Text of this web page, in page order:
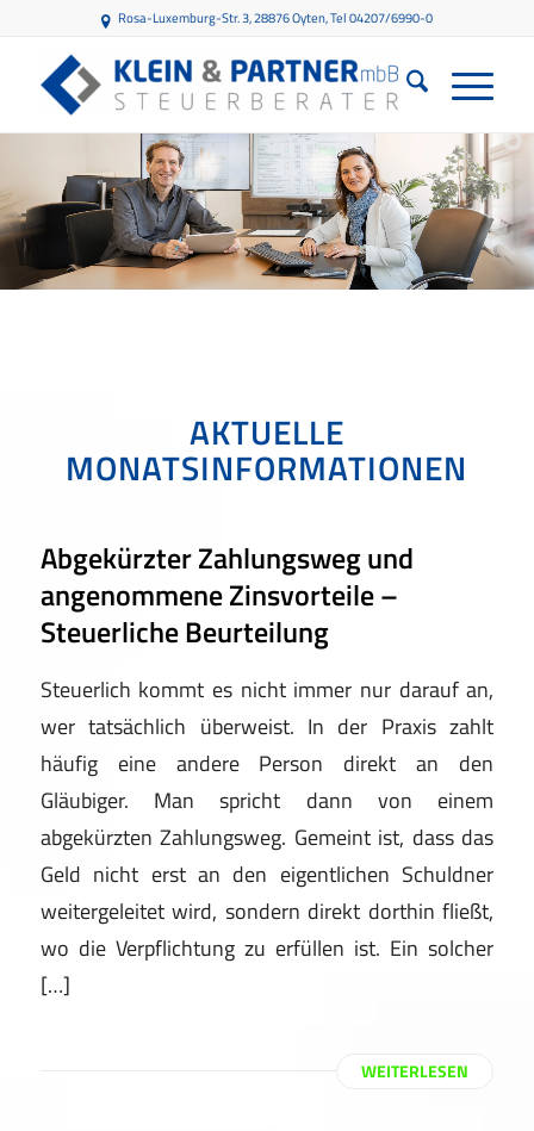
Rosa-Luxemburg-Str. 3, 28876 Oyten, Tel 04207/6990-0
AKTUELLE
MONATSINFORMATIONEN
Abgekürzter Zahlungsweg und
angenommene Zinsvorteile –
Steuerliche Beurteilung
Steuerlich kommt es nicht immer nur darauf an,
wer tatsächlich überweist. In der Praxis zahlt
häufig eine andere Person direkt an den
Gläubiger. Man spricht dann von einem
abgekürzten Zahlungsweg. Gemeint ist, dass das
Geld nicht erst an den eigentlichen Schuldner
weitergeleitet wird, sondern direkt dorthin fließt,
wo die Verpflichtung zu erfüllen ist. Ein solcher
[…]
WEITERLESEN